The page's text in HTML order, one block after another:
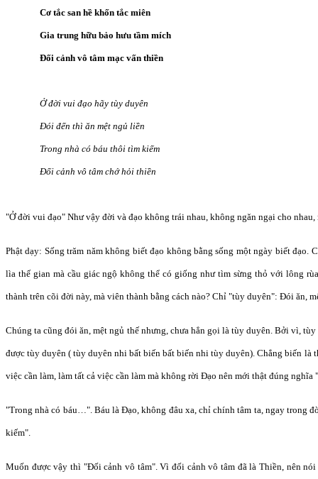
Cơ tắc san hề khốn tắc miên
Gia trung hữu bảo hưu tầm mích
Đối cảnh vô tâm mạc vấn thiền
Ở đời vui đạo hãy tùy duyên
Đói đến thì ăn mệt ngủ liền
Trong nhà có báu thôi tìm kiếm
Đối cảnh vô tâm chớ hỏi thiền
"Ở đời vui đạo" Như vậy đời và đạo không trái nhau, không ngăn ngại cho nhau,
Phật dạy: Sống trăm năm không biết đạo không bằng sống một ngày biết đạo.
lìa thế gian mà cầu giác ngộ không thể có giống như tìm sừng thỏ với lông
thành trên cõi đời này, mà viên thành bằng cách nào? Chỉ "tùy duyên": Đói ăn,
Chúng ta cũng đói ăn, mệt ngủ thế nhưng, chưa hẳn gọi là tùy duyên. Bởi vì,
được tùy duyên ( tùy duyên nhi bất biến bất biến nhi tùy duyên). Chẳng biến là
việc cần làm, làm tất cả việc cần làm mà không rời Đạo nên mới thật đúng
"Trong nhà có báu…". Báu là Đạo, không đâu xa, chỉ chính tâm ta, ngay trong
kiếm".
Muốn được vậy thì "Đối cảnh vô tâm". Vì đối cảnh vô tâm đã là Thiền, nên